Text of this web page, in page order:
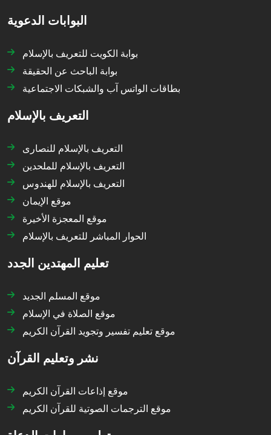
البوابات الدعوية
بوابة الكويت للتعريف بالإسلام
بوابة الباحث عن الحقيقة
بطاقات الواتس آب والشبكات الاجتماعية
التعريف بالإسلام
التعريف بالإسلام للنصارى
التعريف بالإسلام للملحدين
التعريف بالإسلام للهندوس
موقع الإيمان
موقع المعجزة الأخيرة
الحوار المباشر للتعريف بالإسلام
تعليم المهتدين الجدد
موقع المسلم الجديد
موقع الصلاة في الإسلام
موقع تعليم تفسير وتجويد القرآن الكريم
نشر وتعليم القرآن
موقع إذاعات القرآن الكريم
موقع الترجمات الصوتية للقرآن الكريم